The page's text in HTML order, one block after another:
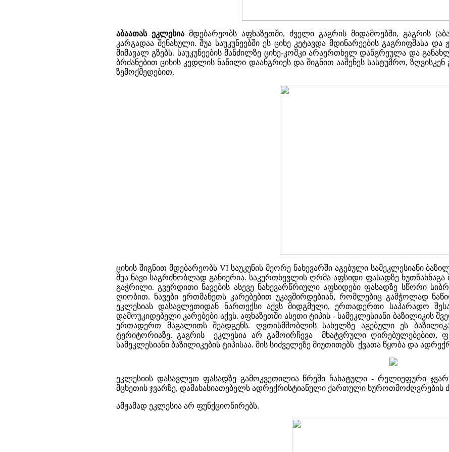
აბაათას ეკლესია მდებარეობს აფხაზეთში, ძველი გაგრის მიდამოებში, გაგრის
კარგადაა შენახული. შუა საუკუნეებში ეს ციხე კეტავდა მდინარეების გაგრიფშასა
მიმავალ გზებს. საუკუნეების მანძილზე ციხე-კოშკი არაერთხელ დანგრეულა და
ბრძანებით ციხის კედლის ნაწილი დაანგრიეს და შიგნით ააშენეს სასტუმრო,
ზემოქმედებით.
ციხის შიგნით მდებარეობს VI საუკუნის მეორე ნახევარში აგებული სამეკლესიანი
შუა ნავი საგრძნობლად განიერია. საკურთხევლის ღრმა აფსიდი ფასადზე
გაჭრილი. გვერდითი ნავების ასევე ნახევარწრიული აფსიდები ფასადზე სწორი
ღიობით. ნავები ერთმანეთს კარებებით უკავშირდებიან, რომლებიც გამჭოლად
ეკლესიას დასავლეთიდან ნართექსი აქვს მიდგმული, ერთადერთი საპარადო
დამოუკიდებელი კარებები აქვს. აფხაზეთში ასეთი ტიპის - სამეკლესიანი ბაზილიკის
ერთადერთ მაგალითს შეადგენს. ღვთისმშობლის სახელზე აგებული ეს
ტერიტორიაზე. გაგრის ეკლესია არ გამოირჩევა მხატვრული ღირებულებებით,
სამეკლესიანი ბაზილიკების ტიპისაა. მის სიძველეზე მიუთითებს ქვათა წყობა და
ეკლესიის დასავლეთ ფასადზე გამოკვეთილია წრეში ჩახატული - რელიეფური
მცხეთის ჯვარზე, დამახასიათებელს ადრექრისტიანული ქართული ხუროთმოძღვრების
ამჟამად ეკლესია არ ფუნქციონირებს.